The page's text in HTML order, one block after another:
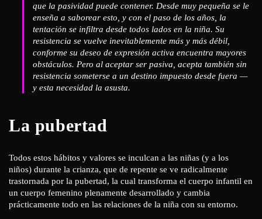
que la pasividad puede contener. Desde muy pequeña se le
enseña a saborear esto, y con el paso de los años, la
tentación se infiltra desde todos lados en la niña. Su
resistencia se vuelve inevitablemente más y más débil,
conforme su deseo de expresión activa encuentra mayores
obstáculos. Pero al aceptar ser pasiva, acepta también sin
resistencia someterse a un destino impuesto desde fuera —
y esta necesidad la asusta.
La pubertad
Todos estos hábitos y valores se inculcan a las niñas (y a los
niños) durante la crianza, que de repente se ve radicalmente
trastornada por la pubertad, la cual transforma el cuerpo infantil en
un cuerpo femenino plenamente desarrollado y cambia
prácticamente todo en las relaciones de la niña con su entorno.